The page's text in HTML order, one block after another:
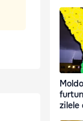
zilele